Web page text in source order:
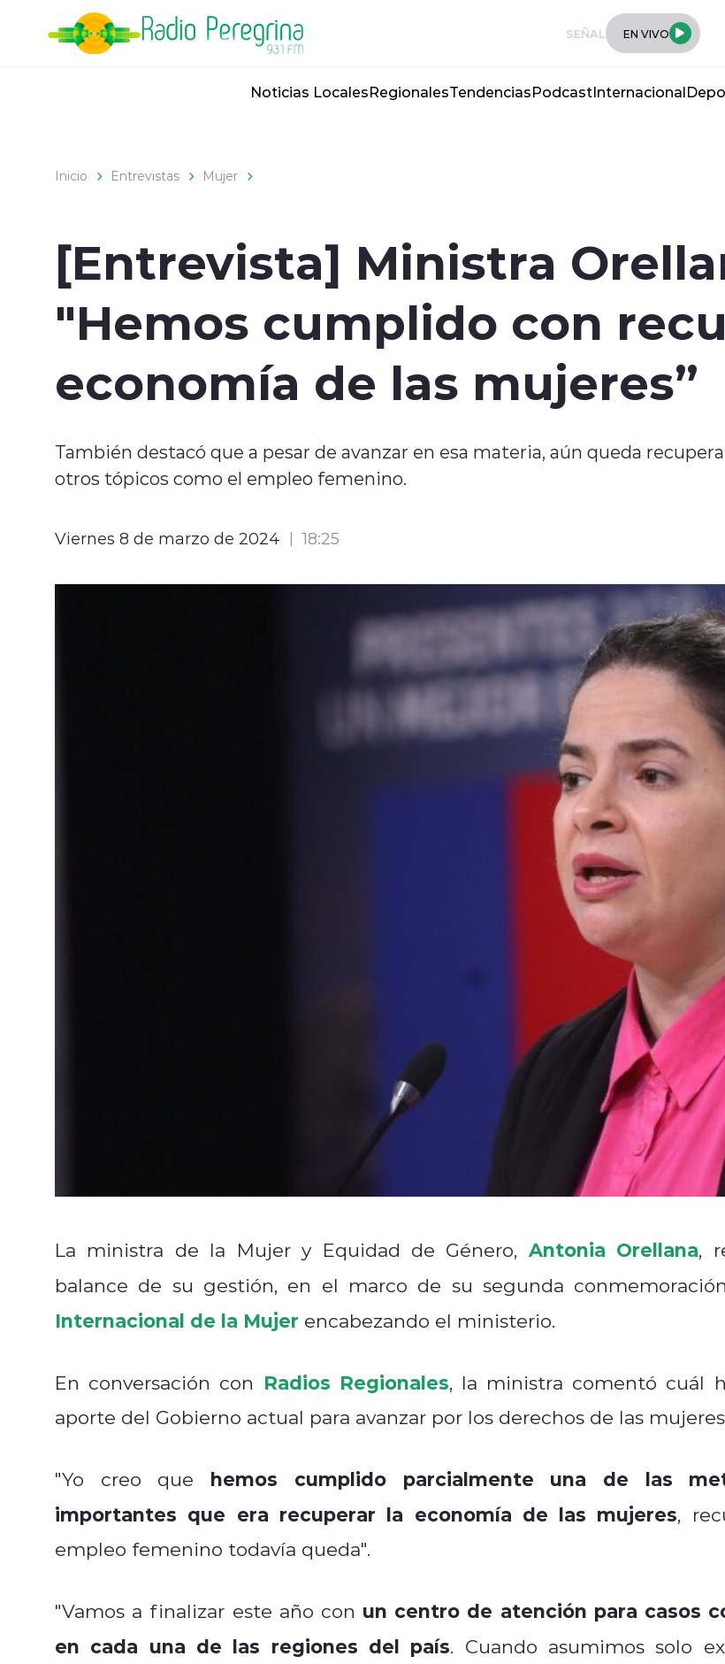
SEÑAL EN VIVO
Noticias LocalesRegionalesTendenciasPodcastInternacional
Inicio Entrevistas Mujer
[Entrevista] Ministra
"Hemos cumplido con
economía de las mujeres”
También destacó que a pesar de avanzar en esa materia, aún queda
otros tópicos como el empleo femenino.
Viernes 8 de marzo de 2024 18:25
La ministra de la Mujer y Equidad de Género, Antonia Orellana,
balance de su gestión, en el marco de su segunda
Internacional de la Mujer encabezando el ministerio.
En conversación con Radios Regionales, la ministra comentó cuál
aporte del Gobierno actual para avanzar por los derechos de las
"Yo creo que hemos cumplido parcialmente una de las
importantes que era recuperar la economía de las mujeres,
empleo femenino todavía queda".
"Vamos a finalizar este año con un centro de atención para casos
en cada una de las regiones del país. Cuando asumimos solo